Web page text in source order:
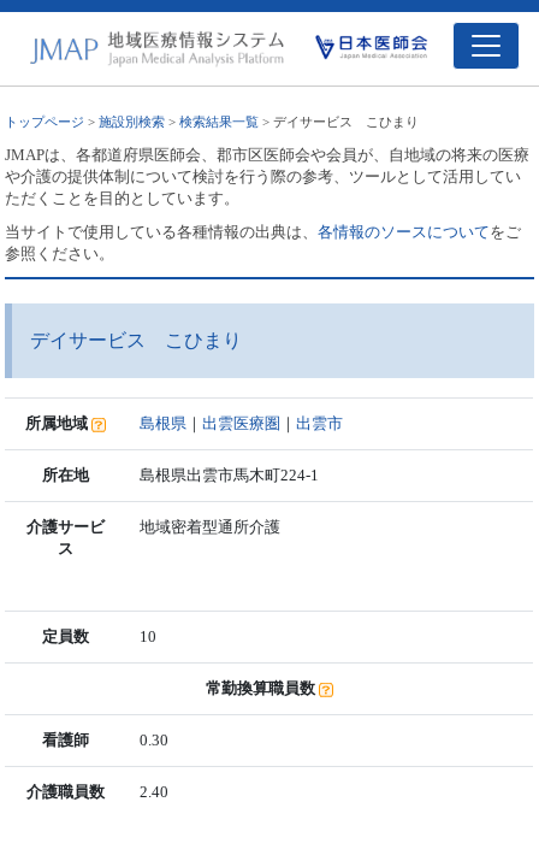
トップページ >施設別検索 >検索結果一覧 > デイサービス こひまり
JMAPは、各都道府県医師会、郡市区医師会や会員が、自地域の将来の医療
や介護の提供体制について検討を行う際の参考、ツールとして活用してい
ただくことを目的としています。
当サイトで使用している各種情報の出典は、各情報のソースについてをご
参照ください。
デイサービス こひまり
所属地域 島根県 ｜出雲医療圏 ｜出雲市
所在地 島根県出雲市馬木町224-1
介護サービ
ス
地域密着型通所介護
定員数 10
常勤換算職員数
看護師 0.30
介護職員数 2.40